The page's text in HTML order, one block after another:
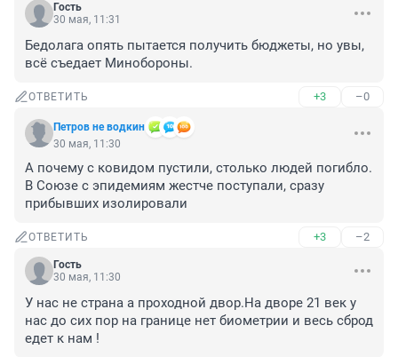
Гость
30 мая, 11:31
Бедолага опять пытается получить бюджеты, но увы,
всё съедает Минобороны.
ОТВЕТИТЬ +3 –0
Петров не водкин
30 мая, 11:30
А почему с ковидом пустили, столько людей погибло.
В Союзе с эпидемиям жестче поступали, сразу
прибывших изолировали
ОТВЕТИТЬ +3 –2
Гость
30 мая, 11:30
У нас не страна а проходной двор.На дворе 21 век у
нас до сих пор на границе нет биометрии и весь сброд
едет к нам !